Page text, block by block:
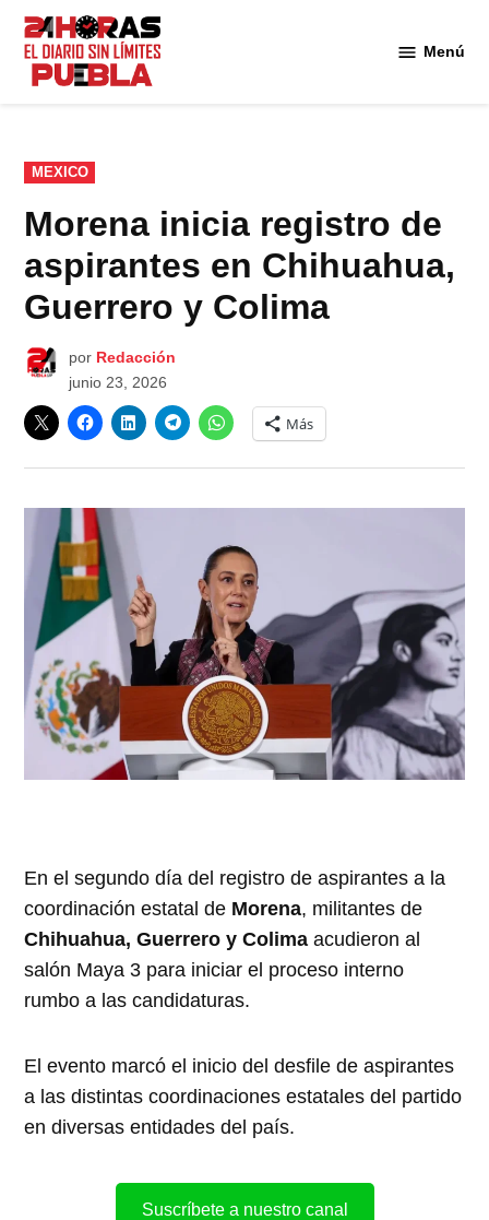
Saltar
contenido
Menú
PUBLICADO
EN
MEXICO
Morena inicia registro de
aspirantes en Chihuahua,
Guerrero y Colima
por Redacción
junio 23, 2026
Más
En el segundo día del registro de aspirantes a la
coordinación estatal de Morena, militantes de
Chihuahua, Guerrero y Colima acudieron al
salón Maya 3 para iniciar el proceso interno
rumbo a las candidaturas.
El evento marcó el inicio del desfile de aspirantes
a las distintas coordinaciones estatales del partido
en diversas entidades del país.
Suscríbete a nuestro canal